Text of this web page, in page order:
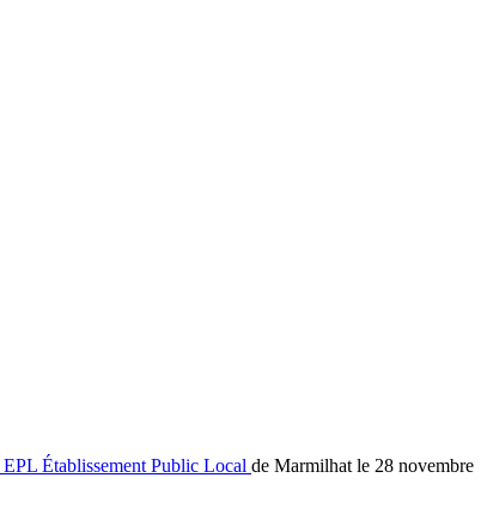
EPL Établissement Public Local de Marmilhat le 28 novembre